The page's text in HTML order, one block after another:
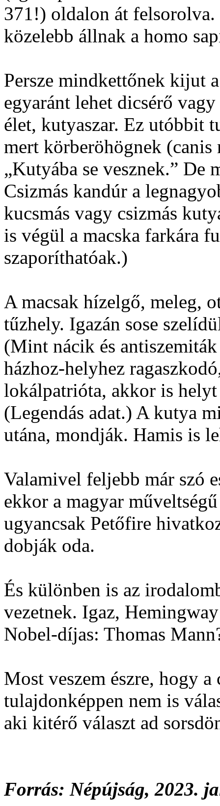
371!) oldalon át
közelebb állnak a homo
Persze mindkettőnek kijut
egyaránt lehet dicsérő
élet, kutyaszar. Ez utóbbit
mert körberöhögnek
„Kutyába se vesznek.” De
Csizmás kandúr a
kucsmás vagy csizmás
is végül a macska farkára
szaporíthatóak.)
A macsak hízelgő, meleg,
tűzhely. Igazán sose
(Mint nácik és
házhoz-helyhez
lokálpatrióta, akkor is
(Legendás adat.) A kutya
utána, mondják. Hamis is
Valamivel feljebb már szó
ekkor a magyar
ugyancsak Petőfire
dobják oda.
És különben is az
vezetnek. Igaz,
Nobel-díjas: Thomas
Most veszem észre, hogy
tulajdonképpen nem is
aki kitérő választ ad
Forrás: Népújság, 2023.